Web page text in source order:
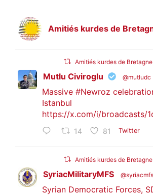
Amitiés kurdes de
Amitiés kurdes de
Mutlu Civiroglu @mutludc
Massive #Newroz
Istanbul
https://x.com/i/broadcasts/
14 81 Twitter
Amitiés kurdes de
SyriacMilitaryMFS @syriacmfs
Syrian Democratic Forces,